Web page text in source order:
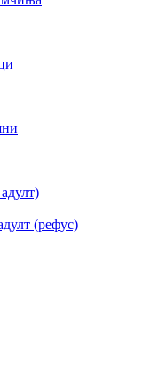
(рефус)